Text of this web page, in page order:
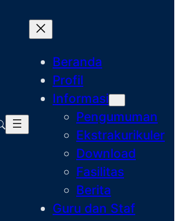
Beranda
Profil
Informasi
Pengumuman
Ekstrakurikuler
Download
Fasilitas
Berita
Guru dan Staf